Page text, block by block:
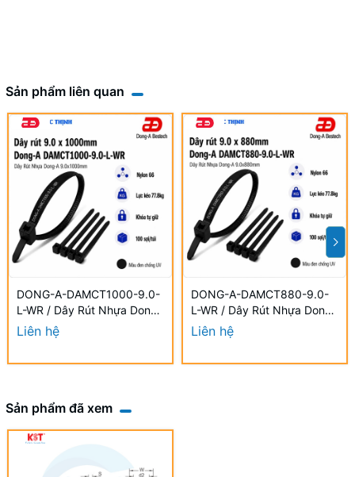
Sản phẩm liên quan
DONG-A-DAMCT1000-9.0-
L-WR / Dây Rút Nhựa Dong-
A 9.0×1000mm Chống UV
Liên hệ
DONG-A-DAMCT880-9.0-
L-WR / Dây Rút Nhựa Dong-
A 9.0×880mm Chống UV
Liên hệ
Sản phẩm đã xem